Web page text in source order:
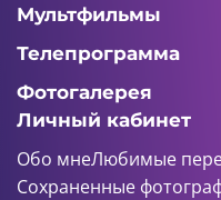
Мультфильмы
Телепрограмма
Фотогалерея
Личный кабинет
Обо мнеЛюбимые
Сохраненные